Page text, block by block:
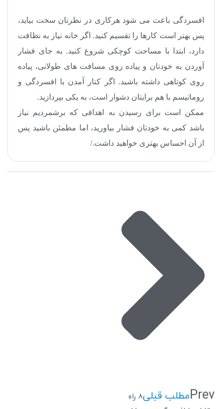
افسردگی باعث می شود هرکاری در نظرتان سخت بیاید،
پس بهتر است کارها را تقسیم کنید. اگر خانه نیاز به نظافت
دارد، ابتدا با مساحت کوچکی شروع کنید. به جای فشار
آوردن به خودتان و پیاده روی مسافت های طولانی، پیاده
روی کوتاهی داشته باشید. اگر کنار آمدن با افسردگی و
روماتیسم با هم برایتان دشوار است، به یکی بپردازید.
ممکن است برای رسیدن به اهدافی که برشمردیم نیاز
باشد کمی به خودتان فشار بیاورید، اما مطمئن باشید پس
از آن احساس بهتری خواهید داشت./
Prevمطلب قبلی
8 راه